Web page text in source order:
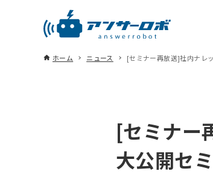
ホーム ニュース [セミナー再放送]社内ナレ
[セミナー
大公開セ